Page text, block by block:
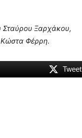
Σταύρου Ξαρχάκου,
Κώστα Φέρρη.
Tweet